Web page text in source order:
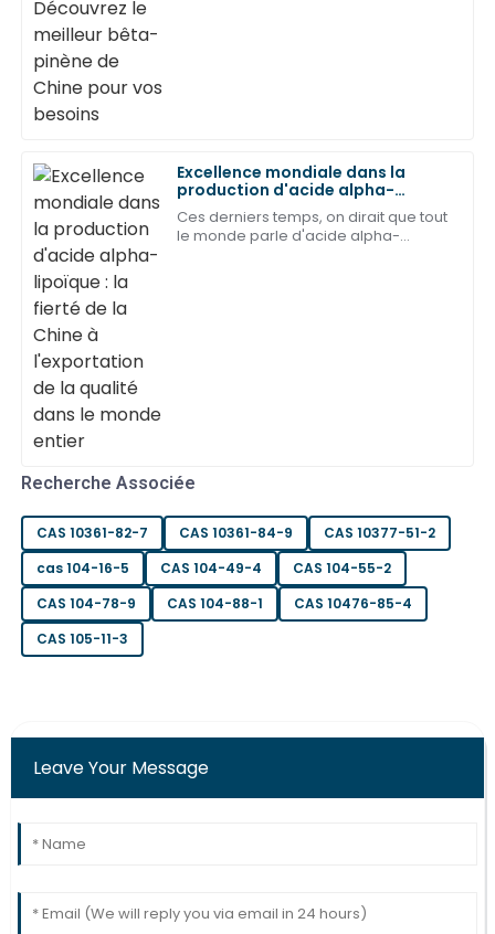
Excellence mondiale dans la
production d'acide alpha-
lipoïque : la fierté de la Chine à
l'exportation de la qualité dans
le monde entier
Ces derniers temps, on dirait que tout
le monde parle d'acide alpha-
E
Emily
Martinez
La qualité est exceptionnelle ! Le service après-vente
02 Juillet 2025
A
Alex
Carter
Excellente qualité ! L'équipe après-vente a fait preuve
de l'expertise nécessaire pour un processus sans
accroc.
12 Peut 2025
D
Davis
La qualité est exceptionnelle et le professionnalisme
de l'équipe d'assistance est impressionnant !
16 Peut 2025
Recherche Associée
CAS 10361-82-7 CAS 10361-84-9
CAS 10377-51-2
cas 104-16-5
CAS 104-49-4
CAS 104-55-2
CAS 104-78-9
CAS 104-88-1
CAS 10476-85-4
CAS 105-11-3
Leave Your Message